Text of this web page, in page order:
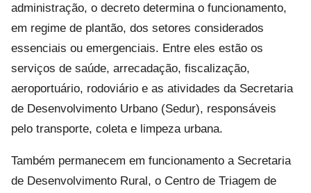
administração, o decreto determina o funcionamento,
em regime de plantão, dos setores considerados
essenciais ou emergenciais. Entre eles estão os
serviços de saúde, arrecadação, fiscalização,
aeroportuário, rodoviário e as atividades da Secretaria
de Desenvolvimento Urbano (Sedur), responsáveis
pelo transporte, coleta e limpeza urbana.
Também permanecem em funcionamento a Secretaria
de Desenvolvimento Rural, o Centro de Triagem de